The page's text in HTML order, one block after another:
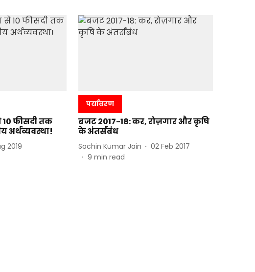
10 फीसदी तक
अर्थव्यवस्था!
2019
पर्यावरण
बजट 2017-18: कर, रोज़गार और कृषि
के अंतर्संबंध
Sachin Kumar Jain
02 Feb 2017
9 min read